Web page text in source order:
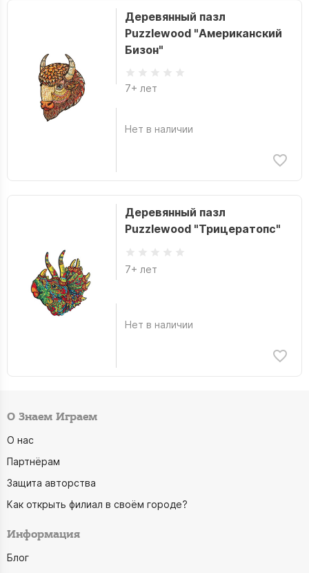
Деревянный пазл
Puzzlewood "Американский
Бизон"
7+ лет
Нет в наличии
Деревянный пазл
Puzzlewood "Трицератопс"
7+ лет
Нет в наличии
О Знаем Играем
О нас
Партнёрам
Защита авторства
Как открыть филиал в своём городе?
Информация
Блог